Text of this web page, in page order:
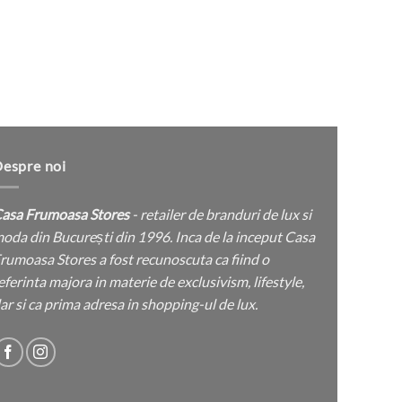
noi
Frumoasa Stores- retailer de branduri de lux si
din București din 1996. Inca de la inceput Casa
Stores a fost recunoscuta ca fiind o
majora in materie de exclusivism, lifestyle,
si ca prima adresa in shopping-ul de lux.